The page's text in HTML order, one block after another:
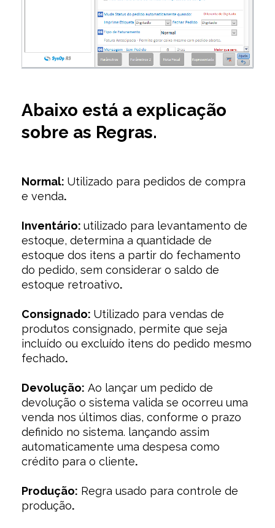
Abaixo está a explicação
sobre as Regras.
Normal: Utilizado para pedidos de compra
e venda.
Inventário: utilizado para levantamento de
estoque, determina a quantidade de
estoque dos itens a partir do fechamento
do pedido, sem considerar o saldo de
estoque retroativo.
Consignado: Utilizado para vendas de
produtos consignado, permite que seja
incluído ou excluído itens do pedido mesmo
fechado.
Devolução: Ao lançar um pedido de
devolução o sistema valida se ocorreu uma
venda nos últimos dias, conforme o prazo
definido no sistema. lançando assim
automaticamente uma despesa como
crédito para o cliente.
Produção: Regra usado para controle de
produção.